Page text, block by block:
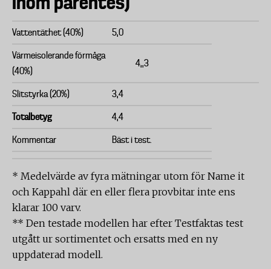
Vattentäthet (40%) 5,0
Värmeisolerande förmåga
(40%)
4,,3
Slitstyrka (20%) 3,4
Totalbetyg 4,4
Kommentar Bäst i test.
* Medelvärde av fyra mätningar utom för Name it
och Kappahl där en eller flera provbitar inte ens
klarar 100 varv.
** Den testade modellen har efter Testfaktas test
utgått ur sortimentet och ersatts med en ny
uppdaterad modell.